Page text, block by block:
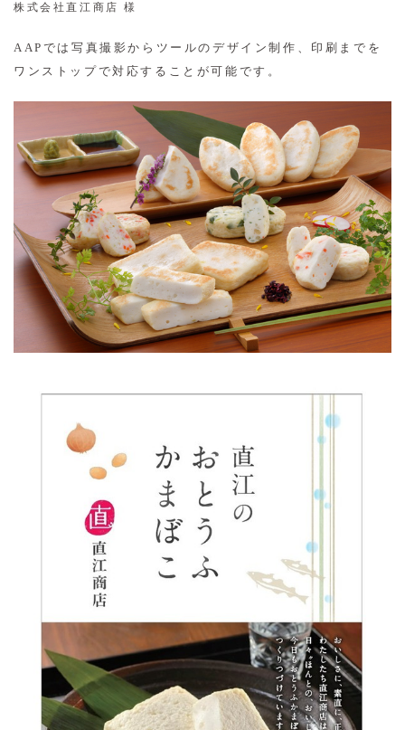
株式会社直江商店 様
AAPでは写真撮影からツールのデザイン制作、印刷までを
ワンストップで対応することが可能です。